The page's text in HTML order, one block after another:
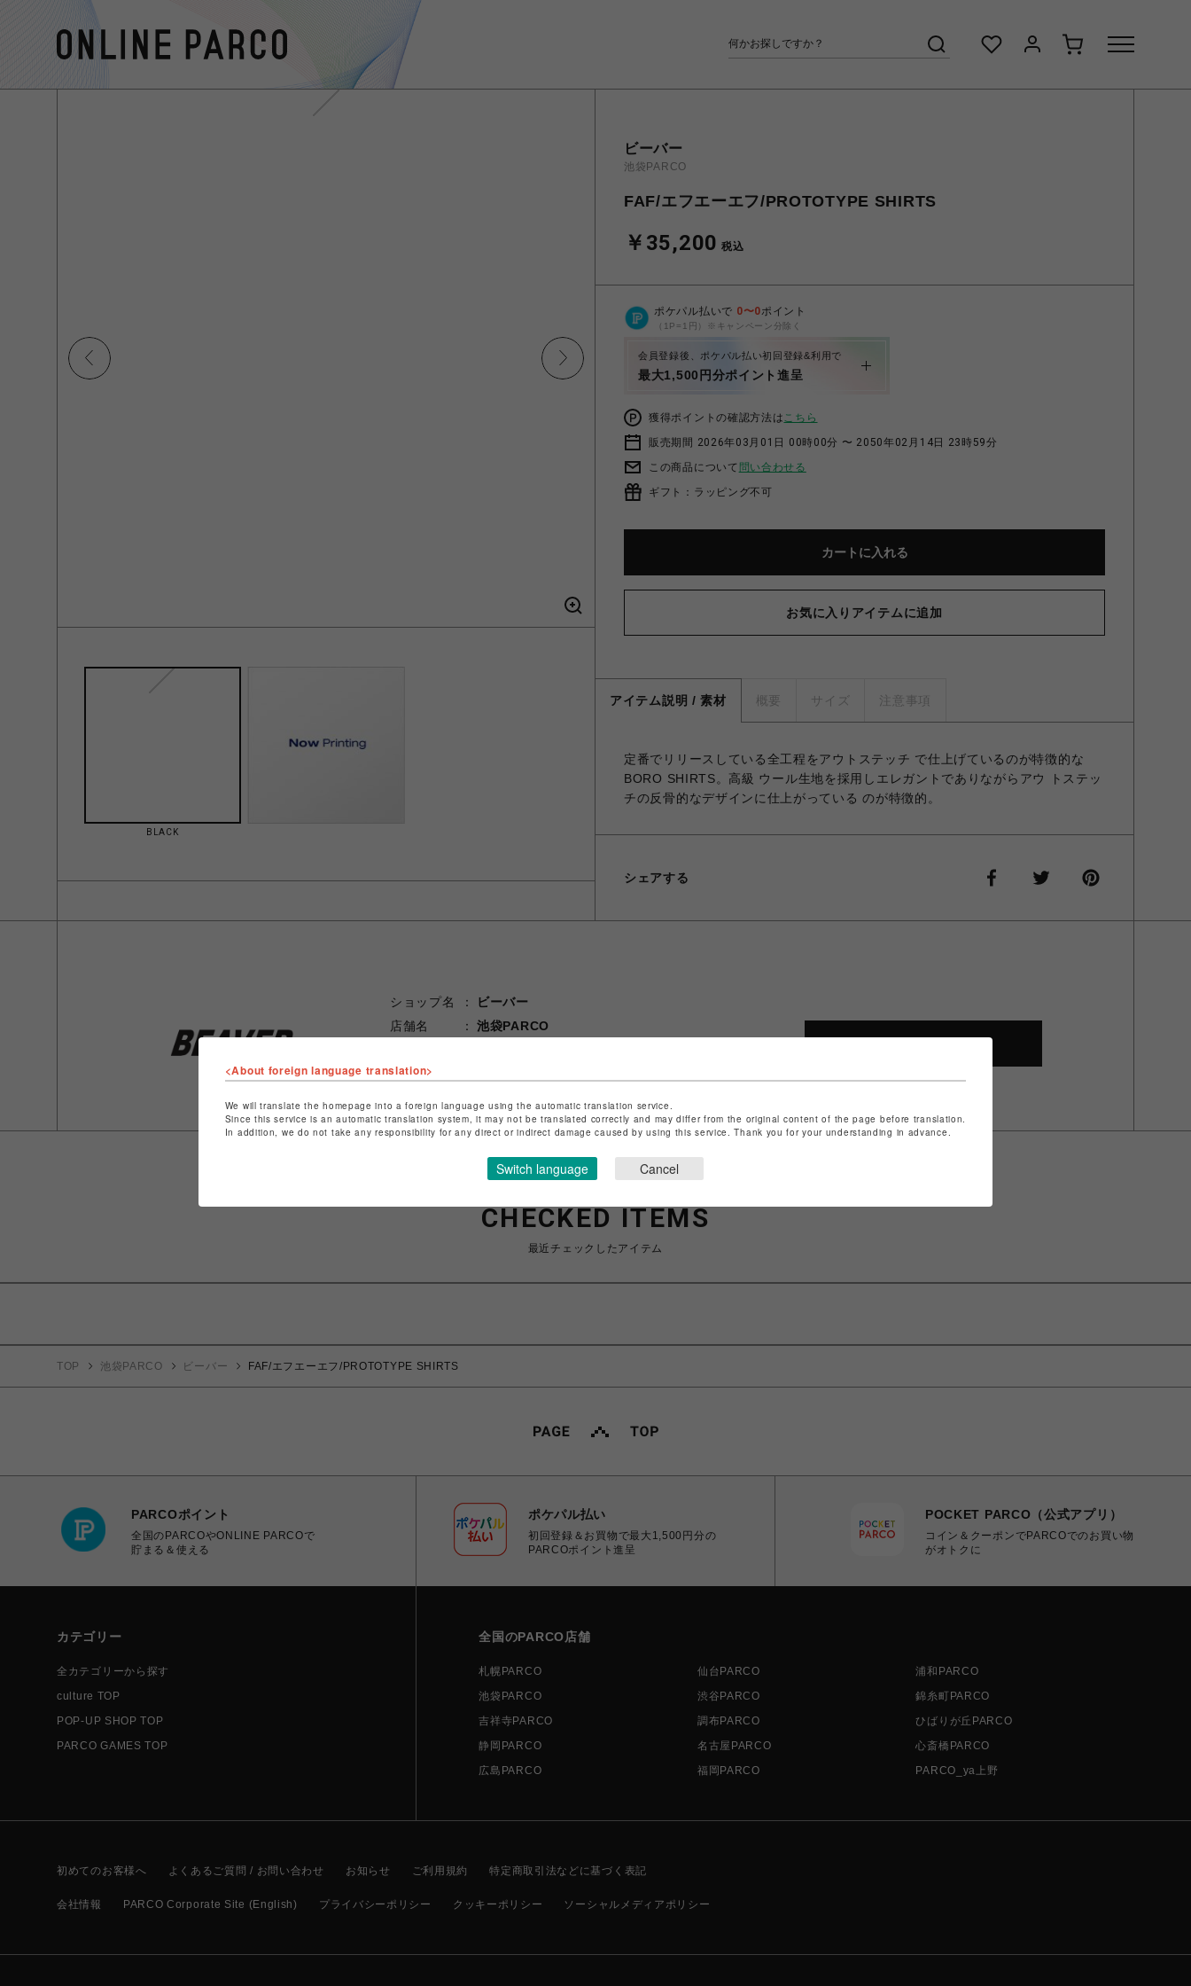
BLACK
ビーバー
池袋PARCO
FAF/エフエーエフ/PROTOTYPE SHIRTS
￥35,200 税込
ポケパル払いで 0〜0ポイント
（1P=1円）※キャンペーン分除く
会員登録後、ポケパル払い初回登録&利用で
最大1,500円分ポイント進呈
獲得ポイントの確認方法はこちら
販売期間 2026年03月01日 00時00分 〜 2050年02月14日 23時59分
この商品について 問い合わせる
ギフト：ラッピング不可
カートに入れる
お気に入りアイテムに追加
アイテム説明 / 素材 概要 サイズ 注意事項
定番でリリースしている全工程をアウトステッチ で仕上げているのが特徴的な
BORO SHIRTS。高級 ウール生地を採用しエレガントでありながらアウ トステッ
チの反骨的なデザインに仕上がっている のが特徴的。
シェアする
ショップ名
ビーバー
店舗名
池袋PARCO
ショップお問い合わせはこちら
CHECKED ITEMS
最近チェックしたアイテム
TOP 池袋PARCO ビーバー FAF/エフエーエフ/PROTOTYPE SHIRTS
PARCOポイント
全国のPARCOやONLINE PARCOで
貯まる＆使える
ポケパル払い
初回登録＆お買物で最大1,500円分の
PARCOポイント進呈
POCKET PARCO（公式アプリ）
コイン＆クーポンでPARCOでのお買い物
がオトクに
カテゴリー
全カテゴリーから探す
culture TOP
POP-UP SHOP TOP
PARCO GAMES TOP
全国のPARCO店舗
札幌PARCO 仙台PARCO
浦和PARCO
池袋PARCO
渋谷PARCO
錦糸町PARCO
吉祥寺PARCO
調布PARCO
ひばりが丘PARCO
静岡PARCO
名古屋PARCO
心斎橋PARCO
広島PARCO
福岡PARCO PARCO_ya上野
初めてのお客様へ よくあるご質問 / お問い合わせ お知らせ ご利用規約 特定商取引法などに基づく表記
会社情報 PARCO Corporate Site (English) プライバシーポリシー クッキーポリシー ソーシャルメディアポリシー
<About foreign language translation>
We will translate the homepage into a foreign language using the automatic translation service.
Since this service is an automatic translation system, it may not be translated correctly and may differ from the original content of the page before translation.
In addition, we do not take any responsibility for any direct or indirect damage caused by using this service. Thank you for your understanding in advance.
Switch language Cancel